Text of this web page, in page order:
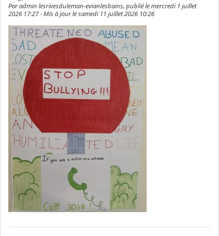
Par admin lesrivesduleman-evianlesbains, publié le mercredi 1 juillet
2026 17:27 - Mis à jour le samedi 11 juillet 2026 10:26